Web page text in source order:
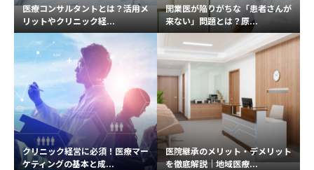
医療コンサルタントとは？活用メ
リットやクリニック経...
開業医が陥りがちな「患者さんが
来ない」問題とは？原...
クリニック経営に必須！医療マー
ケティングの基本と成...
医院継承のメリット・デメリット
を徹底解説｜地域医療...